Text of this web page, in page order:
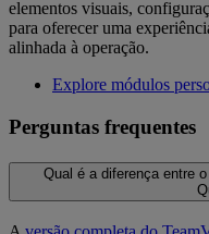
elementos visuais,
para oferecer uma
alinhada à operação.
Explore módulos
Perguntas frequentes
Qual é a diferença entre